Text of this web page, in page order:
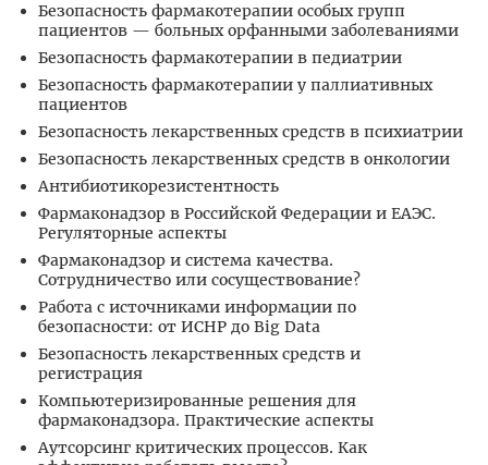
Безопасность фармакотерапии особых групп
пациентов — больных орфанными заболеваниями
Безопасность фармакотерапии в педиатрии
Безопасность фармакотерапии у паллиативных
пациентов
Безопасность лекарственных средств в психиатрии
Безопасность лекарственных средств в онкологии
Антибиотикорезистентность
Фармаконадзор в Российской Федерации и ЕАЭС.
Регуляторные аспекты
Фармаконадзор и система качества.
Сотрудничество или сосуществование?
Работа с источниками информации по
безопасности: от ИСНР до Big Data
Безопасность лекарственных средств и
регистрация
Компьютеризированные решения для
фармаконадзора. Практические аспекты
Аутсорсинг критических процессов. Как